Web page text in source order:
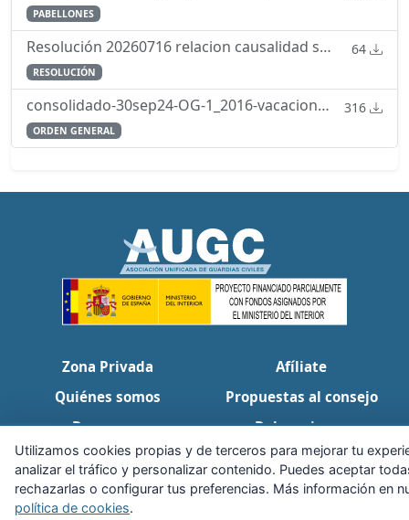
PABELLONES
Resolución 20260716 relacion causalidad servicio enfermedad 64
RESOLUCIÓN
consolidado-30sep24-OG-1_2016-vacaciones-permisos-licencias.pdf 316
ORDEN GENERAL
Zona Privada
Afíliate
Quiénes somos
Propuestas al consejo
Descargas
Delegaciones
Noticias
Inicio
Aviso legal · Cookies · Configurar cookies · Privacidad · Contacto
Calle Puerto Rico, 29 local C · 28016 Madrid
Utilizamos cookies propias y de terceros para mejorar tu
analizar el tráfico y personalizar contenido. Puedes aceptar
rechazarlas o configurar tus preferencias. Más información en
política de cookies.